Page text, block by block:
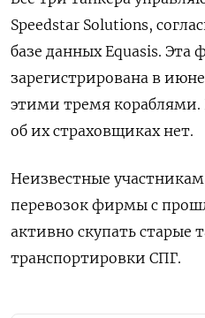
Speedstar Solutions,
базе данных Equasis. Эта
зарегистрирована в
этими тремя
об их страховщиках нет.
Неизвестные
перевозок фирмы с
активно скупать старые
транспортировки СПГ.